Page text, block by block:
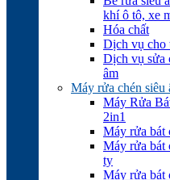
khí ô tô, xe
Hóa chất
Dịch vụ cho
Dịch vụ sửa
âm
Máy rửa chén siêu
Máy Rửa
2in1
Máy rửa bát
Máy rửa bát
ty
Máy rửa bát